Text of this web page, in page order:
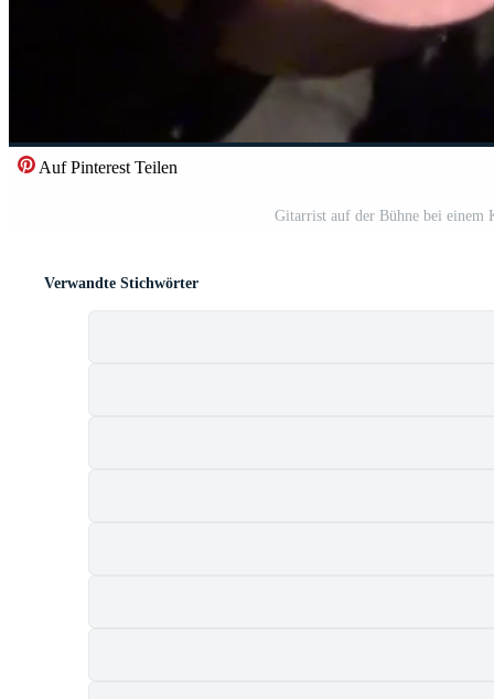
Auf Pinterest Teilen
Gitarrist auf der Bühne bei einem
Verwandte Stichwörter